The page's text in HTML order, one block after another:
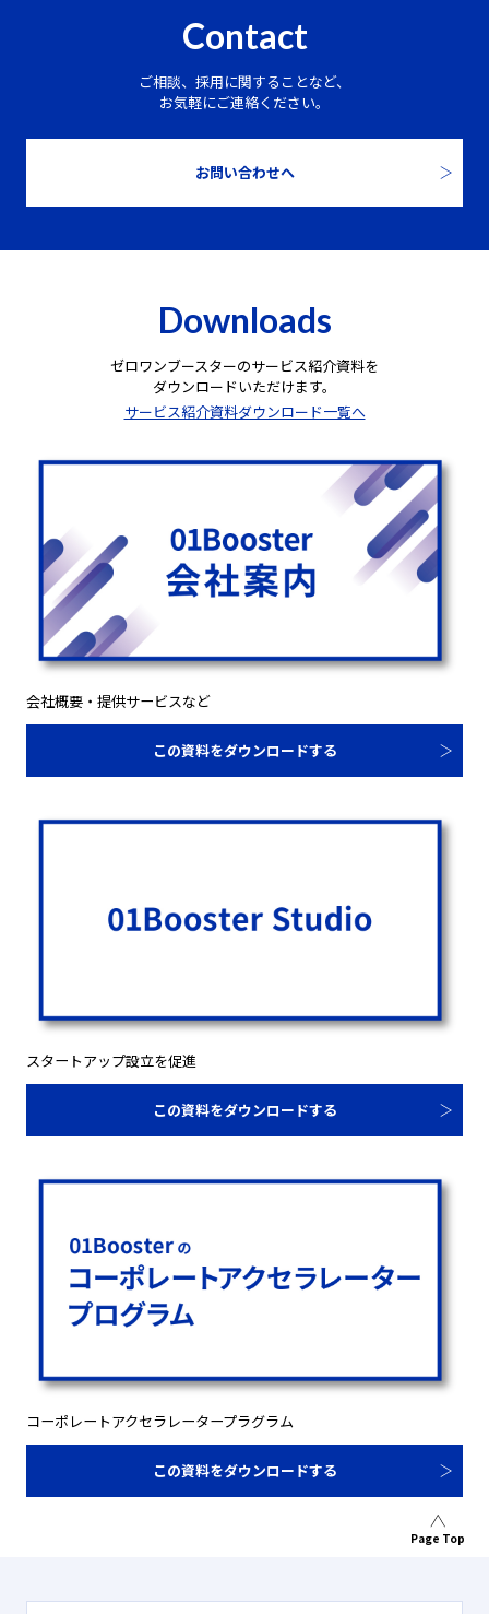
Contact
ご相談、採用に関することなど、
お気軽にご連絡ください。
お問い合わせへ
Downloads
ゼロワンブースターのサービス紹介資料を
ダウンロードいただけます。
サービス紹介資料ダウンロード一覧へ
会社概要・提供サービスなど
この資料をダウンロードする
スタートアップ設立を促進
この資料をダウンロードする
コーポレートアクセラレータープラグラム
この資料をダウンロードする
Page Top